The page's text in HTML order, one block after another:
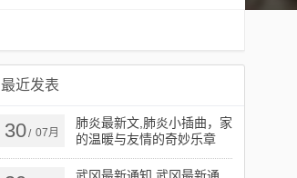
最近发表
30/ 07月
肺炎最新文,肺炎小插曲，家
的温暖与友情的奇妙乐章